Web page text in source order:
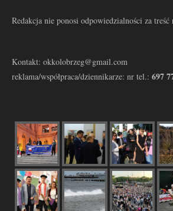
Redakcja nie ponosi odpowiedzialności za treść
Kontakt: okkolobrzeg@gmail.com
reklama/współpraca/dziennikarze: nr tel.: 697